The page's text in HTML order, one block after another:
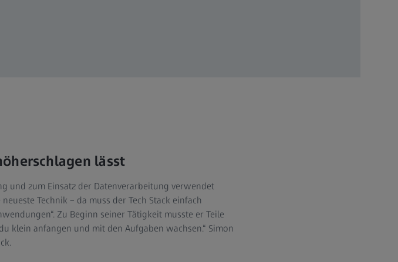
lässt
und zum Einsatz der Datenverarbeitung verwendet
Technik – da muss der Tech Stack einfach
Zu Beginn seiner Tätigkeit musste er Teile
klein anfangen und mit den Aufgaben wachsen.“ Simon